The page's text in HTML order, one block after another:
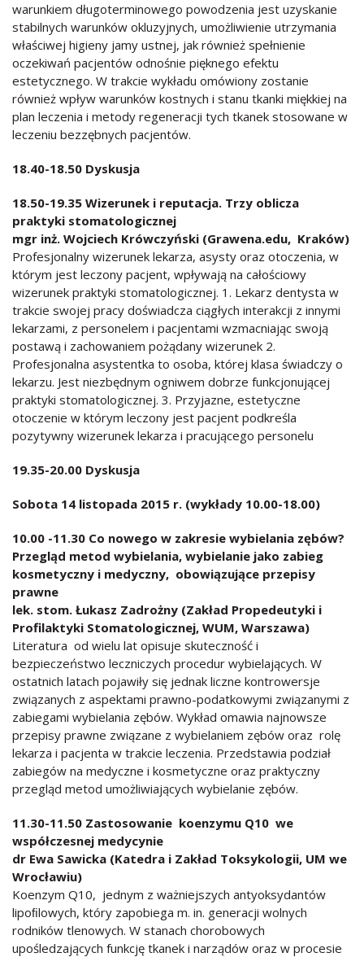
warunkiem długoterminowego powodzenia jest uzyskanie
stabilnych warunków okluzyjnych, umożliwienie utrzymania
właściwej higieny jamy ustnej, jak również spełnienie
oczekiwań pacjentów odnośnie pięknego efektu
estetycznego. W trakcie wykładu omówiony zostanie
również wpływ warunków kostnych i stanu tkanki miękkiej na
plan leczenia i metody regeneracji tych tkanek stosowane w
leczeniu bezzębnych pacjentów.
18.40-18.50 Dyskusja
18.50-19.35 Wizerunek i reputacja. Trzy oblicza
praktyki stomatologicznej
mgr inż. Wojciech Krówczyński (Grawena.edu, Kraków)
Profesjonalny wizerunek lekarza, asysty oraz otoczenia, w
którym jest leczony pacjent, wpływają na całościowy
wizerunek praktyki stomatologicznej. 1. Lekarz dentysta w
trakcie swojej pracy doświadcza ciągłych interakcji z innymi
lekarzami, z personelem i pacjentami wzmacniając swoją
postawą i zachowaniem pożądany wizerunek 2.
Profesjonalna asystentka to osoba, której klasa świadczy o
lekarzu. Jest niezbędnym ogniwem dobrze funkcjonującej
praktyki stomatologicznej. 3. Przyjazne, estetyczne
otoczenie w którym leczony jest pacjent podkreśla
pozytywny wizerunek lekarza i pracującego personelu
19.35-20.00 Dyskusja
Sobota 14 listopada 2015 r. (wykłady 10.00-18.00)
10.00 -11.30 Co nowego w zakresie wybielania zębów?
Przegląd metod wybielania, wybielanie jako zabieg
kosmetyczny i medyczny, obowiązujące przepisy
prawne
lek. stom. Łukasz Zadrożny (Zakład Propedeutyki i
Profilaktyki Stomatologicznej, WUM, Warszawa)
Literatura od wielu lat opisuje skuteczność i
bezpieczeństwo leczniczych procedur wybielających. W
ostatnich latach pojawiły się jednak liczne kontrowersje
związanych z aspektami prawno-podatkowymi związanymi z
zabiegami wybielania zębów. Wykład omawia najnowsze
przepisy prawne związane z wybielaniem zębów oraz rolę
lekarza i pacjenta w trakcie leczenia. Przedstawia podział
zabiegów na medyczne i kosmetyczne oraz praktyczny
przegląd metod umożliwiających wybielanie zębów.
11.30-11.50 Zastosowanie koenzymu Q10 we
współczesnej medycynie
dr Ewa Sawicka (Katedra i Zakład Toksykologii, UM we
Wrocławiu)
Koenzym Q10, jednym z ważniejszych antyoksydantów
lipoﬁlowych, który zapobiega m. in. generacji wolnych
rodników tlenowych. W stanach chorobowych
upośledzających funkcję tkanek i narządów oraz w procesie